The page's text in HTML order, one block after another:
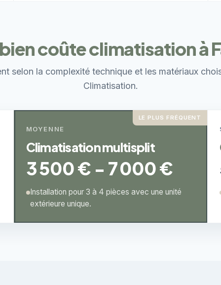
coûte climatisation à
selon la complexité technique et les matériaux
Climatisation.
LE PLUS FRÉQUENT
MOYENNE
Climatisation multisplit
3 500 € - 7 000 €
Installation pour 3 à 4 pièces avec une unité
extérieure unique.